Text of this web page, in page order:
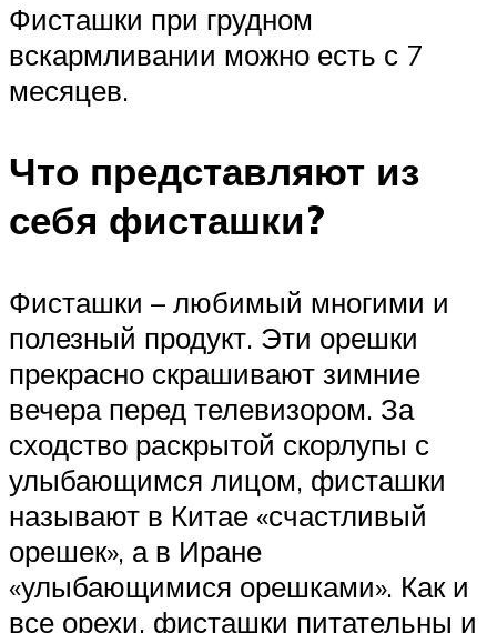
Фисташки при грудном
вскармливании можно есть с 7
месяцев.
Что представляют из
себя фисташки?
Фисташки – любимый многими и
полезный продукт. Эти орешки
прекрасно скрашивают зимние
вечера перед телевизором. За
сходство раскрытой скорлупы с
улыбающимся лицом, фисташки
называют в Китае «счастливый
орешек», а в Иране
«улыбающимися орешками». Как и
все орехи, фисташки питательны и